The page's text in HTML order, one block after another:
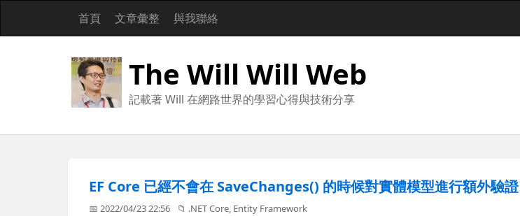
首頁 文章彙整 與我聯絡
The Will Will Web
記載著 Will 在網路世界的學習心得與技術分享
EF Core 已經不會在 SaveChanges() 的時候對實體模型進行額外驗證
📅 2022/04/23 22:56 📁 .NET Core, Entity Framework